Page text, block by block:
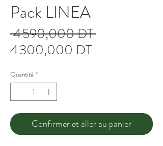
Pack LINEA
4 590,000 DT Prix
4 300,000 DTPrix
Quantité *
Confirmer et aller au panier